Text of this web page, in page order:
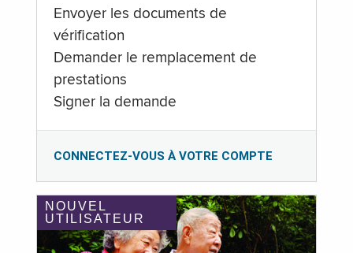
Envoyer les documents de
vérification
Demander le remplacement de
prestations
Signer la demande
CONNECTEZ-VOUS À VOTRE COMPTE
NOUVEL
UTILISATEUR